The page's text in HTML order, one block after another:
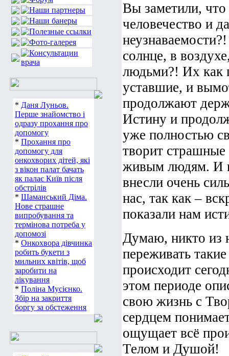
* Даня Луньов.
Перше знайомство і
одразу прохання про
допомогу
* Прохання про
допомогу для
онкохворих дітей, які
з вікон палат бачать
як палає Київ після
обстрілів
* Шаманський Діма.
Нове страшне
випробування та
термінова потреба у
допомозі
* Онкохвора дівчинка
робить букети з
мильних квітів, щоб
заробити на
лікування
* Поліна Мусієнко.
Збір на закриття
боргу за обстеження
Вы заметили, что
человечество и
солнце, в
людьми?! Их как
уставшие, и
продолжают
Истину и
уже полностью
творит
живым людям. И
внесли очень
нас, так как –
показали нам
Думаю, никто из
переживать
происходит
этом периоде
свою жизнь с
сердцем
ощущает всё
Телом и Душой!